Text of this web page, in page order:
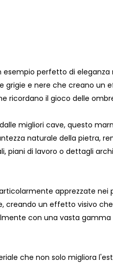
perfetto di
e nere che creano un
ricordano il gioco delle
migliori cave, questo
naturale della pietra,
piani di lavoro o dettagli
apprezzate nei
un effetto visivo
con una vasta gamma
che non solo migliora